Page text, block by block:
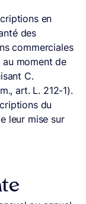
en
des
commerciales
moment de
C.
art. L. 212-1).
du
leur mise sur